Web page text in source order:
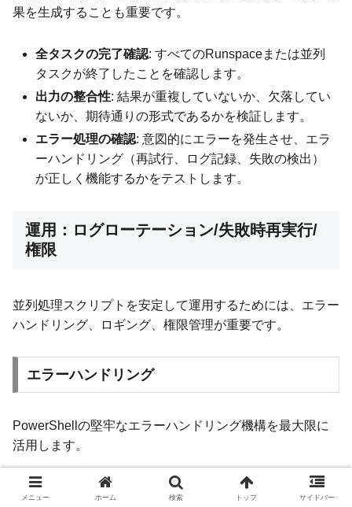
果を生成することも重要です。
全タスクの完了確認: すべてのRunspaceまたは並列
タスクが終了したことを確認します。
出力の整合性: 結果が重複していないか、欠落してい
ないか、期待通りの形式であるかを検証します。
エラー処理の確認: 意図的にエラーを発生させ、エラ
ーハンドリング（再試行、ログ記録、失敗の検出）
が正しく機能するかをテストします。
運用：ログローテーション/失敗時再実行/
権限
並列処理スクリプトを安定して運用するためには、エラー
ハンドリング、ロギング、権限管理が重要です。
エラーハンドリング
PowerShellの堅牢なエラーハンドリング機構を最大限に
活用します。
try catch /
: スクリプトブロック内の具
メニュー ホーム 検索 トップ サイドバー